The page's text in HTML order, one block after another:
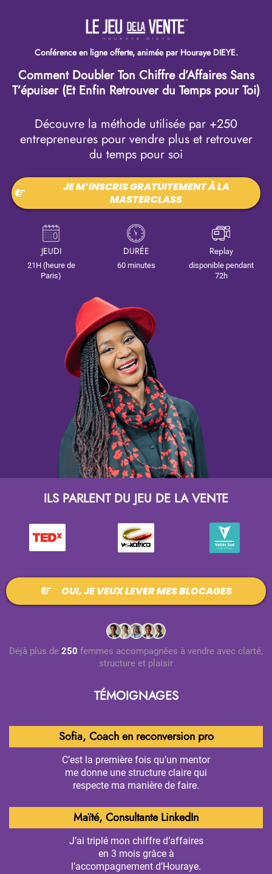
Conférence en ligne offerte, animée par Houraye DIEYE.
Comment Doubler Ton Chiffre d’Affaires Sans
T’épuiser (Et Enfin Retrouver du Temps pour Toi)
Découvre la méthode utilisée par +250
entrepreneures pour vendre plus et retrouver
du temps pour soi
JE M’INSCRIS GRATUITEMENT À LA
MASTERCLASS
JEUDI
21H (heure de
Paris)
DURÉE
60 minutes
Replay
disponible pendant
72h
ILS PARLENT DU JEU DE LA VENTE
OUI, JE VEUX LEVER MES BLOCAGES
Déjà plus de 250 femmes accompagnées à vendre avec clarté,
structure et plaisir
TÉMOIGNAGES
Sofia, Coach en reconversion pro
C’est la première fois qu’un mentor
me donne une structure claire qui
respecte ma manière de faire.
Maïté, Consultante LinkedIn
J’ai triplé mon chiffre d’affaires
en 3 mois grâce à
l’accompagnement d’Houraye.